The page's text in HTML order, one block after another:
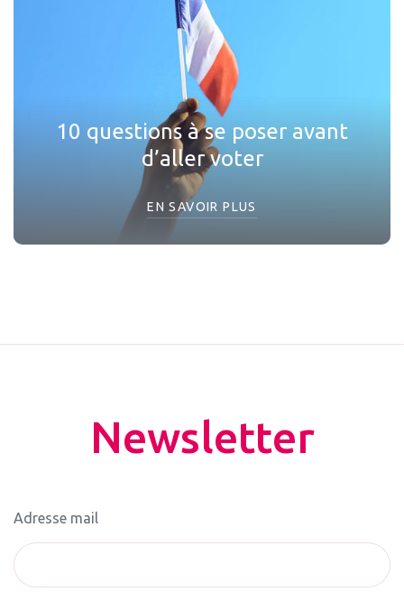
10 questions à se poser avant
d’aller voter
EN SAVOIR PLUS
Newsletter
Adresse mail